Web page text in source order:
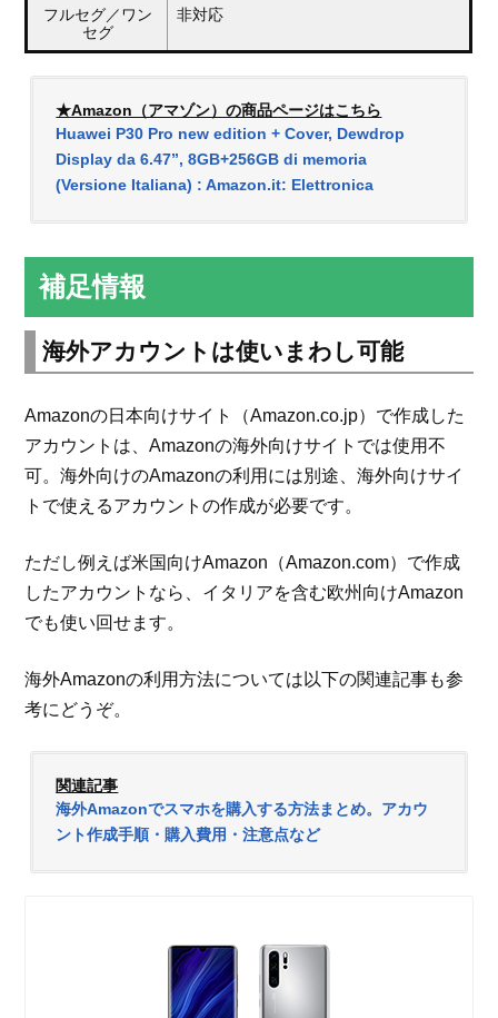
フルセグ／ワン
セグ
非対応
★Amazon（アマゾン）の商品ページはこちら
Huawei P30 Pro new edition + Cover, Dewdrop
Display da 6.47”, 8GB+256GB di memoria
(Versione Italiana) : Amazon.it: Elettronica
補足情報
海外アカウントは使いまわし可能
Amazonの日本向けサイト（Amazon.co.jp）で作成した
アカウントは、Amazonの海外向けサイトでは使用不
可。海外向けのAmazonの利用には別途、海外向けサイ
トで使えるアカウントの作成が必要です。
ただし例えば米国向けAmazon（Amazon.com）で作成
したアカウントなら、イタリアを含む欧州向けAmazon
でも使い回せます。
海外Amazonの利用方法については以下の関連記事も参
考にどうぞ。
関連記事
海外Amazonでスマホを購入する方法まとめ。アカウ
ント作成手順・購入費用・注意点など